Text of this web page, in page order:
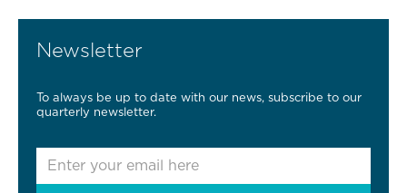
Newsletter
To always be up to date with our news, subscribe to our
quarterly newsletter.